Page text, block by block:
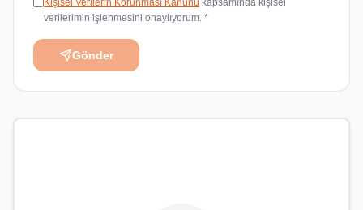
Kişisel Verilerin Korunması Kanunu kapsamında kişisel
verilerimin işlenmesini onaylıyorum. *
Gönder